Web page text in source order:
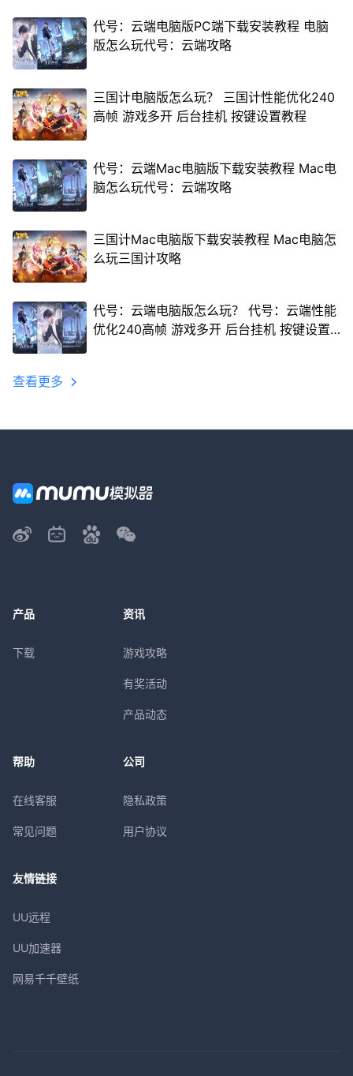
代号：云端电脑版PC端下载安装教程 电脑
版怎么玩代号：云端攻略
三国计电脑版怎么玩？ 三国计性能优化240
高帧 游戏多开 后台挂机 按键设置教程
代号：云端Mac电脑版下载安装教程 Mac电
脑怎么玩代号：云端攻略
三国计Mac电脑版下载安装教程 Mac电脑怎
么玩三国计攻略
代号：云端电脑版怎么玩？ 代号：云端性能
优化240高帧 游戏多开 后台挂机 按键设置
查看更多
产品
下载
资讯
游戏攻略
有奖活动
产品动态
帮助
在线客服
常见问题
公司
隐私政策
用户协议
友情链接
UU远程
UU加速器
网易千千壁纸